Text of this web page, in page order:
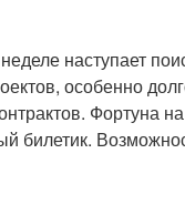
наступает
особенно
Фортуна
билетик.